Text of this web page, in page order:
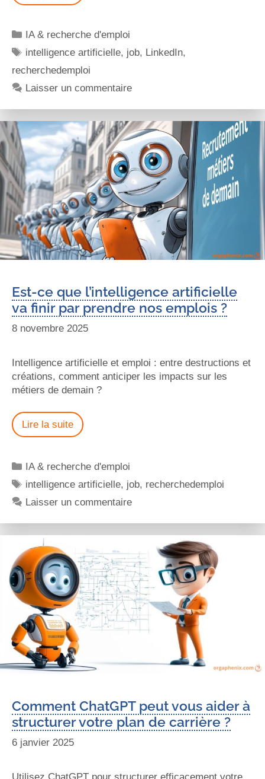
IA & recherche d'emploi
intelligence artificielle, job, LinkedIn,
recherchedemploi
Laisser un commentaire
Est-ce que l’intelligence artificielle
va finir par prendre nos emplois ?
8 novembre 2025
Intelligence artificielle et emploi : entre destructions et
créations, comment anticiper les impacts sur les
métiers de demain ?
Lire la suite
IA & recherche d'emploi
intelligence artificielle, job, recherchedemploi
Laisser un commentaire
Comment ChatGPT peut vous aider à
structurer votre plan de carrière ?
6 janvier 2025